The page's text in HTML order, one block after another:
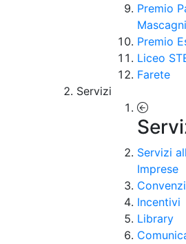
Premio
Mascagni
Premio
Liceo
Farete
Servizi
Servizi
Imprese
Incentivi
Library